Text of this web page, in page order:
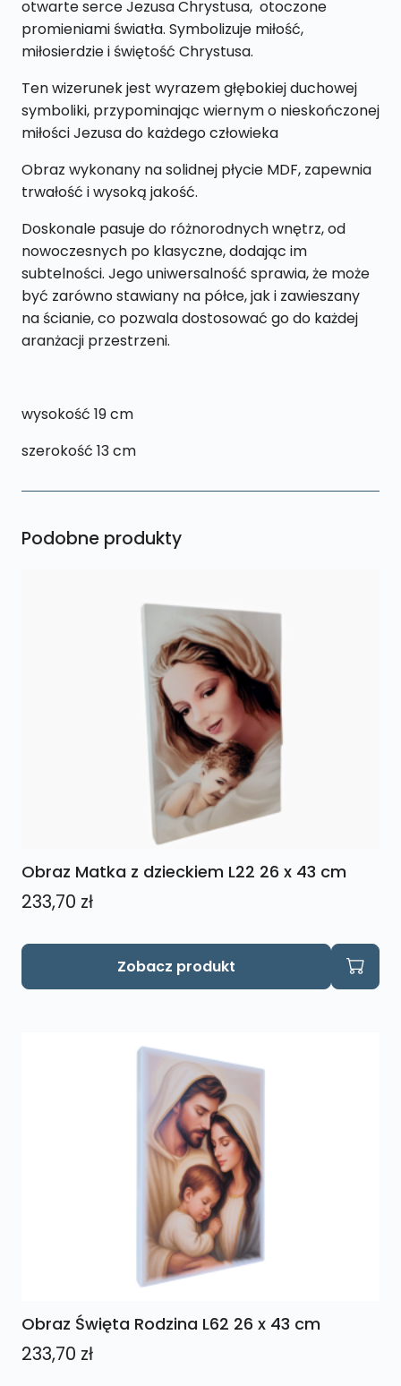
otwarte serce Jezusa Chrystusa, otoczone
promieniami światła. Symbolizuje miłość,
miłosierdzie i świętość Chrystusa.
Ten wizerunek jest wyrazem głębokiej duchowej
symboliki, przypominając wiernym o nieskończonej
miłości Jezusa do każdego człowieka
Obraz wykonany na solidnej płycie MDF, zapewnia
trwałość i wysoką jakość.
Doskonale pasuje do różnorodnych wnętrz, od
nowoczesnych po klasyczne, dodając im
subtelności. Jego uniwersalność sprawia, że może
być zarówno stawiany na półce, jak i zawieszany
na ścianie, co pozwala dostosować go do każdej
aranżacji przestrzeni.
wysokość 19 cm
szerokość 13 cm
Podobne produkty
Obraz Matka z dzieckiem L22 26 x 43 cm
233,70 zł
Zobacz produkt
Obraz Święta Rodzina L62 26 x 43 cm
233,70 zł